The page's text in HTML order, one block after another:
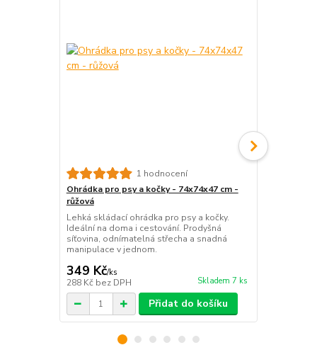
1 hodnocení
Ohrádka pro psy a kočky - 74x74x47 cm -
růžová
Lehká skládací ohrádka pro psy a kočky.
Ideální na doma i cestování. Prodyšná
síťovina, odnímatelná střecha a snadná
manipulace v jednom.
349 Kč/ks
288 Kč bez DPH Skladem 7 ks
Přidat do košíku